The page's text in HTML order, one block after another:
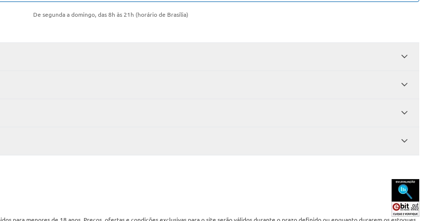
De segunda a domingo, das 8h às 21h (horário de Brasília)
para menores de 18 anos. Preços, ofertas e condições exclusivas para o site serão válidos durante o prazo definido ou enquanto durarem os estoques,